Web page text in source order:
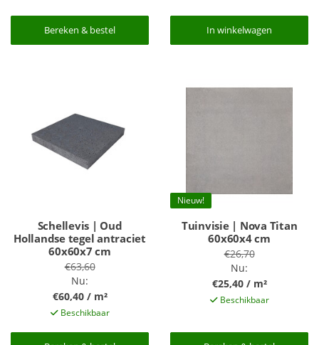
Bereken & bestel
Bereken & bestel In winkelwagen
In winkelwagen
Schellevis | Oud
Hollandse tegel antraciet
60x60x7 cm
€63,60
Nu:
€60,40 / m²
Beschikbaar
Nieuw!
Tuinvisie | Nova Titan
60x60x4 cm
€26,70
Nu:
€25,40 / m²
Beschikbaar